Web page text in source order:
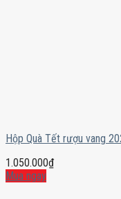
Hộp Quà Tết rượu vang
1.050.000₫
Mua ngay